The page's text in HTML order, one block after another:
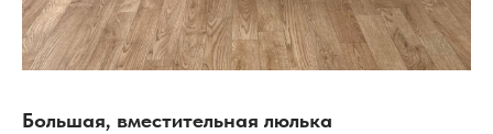
Большая, вместительная люлька